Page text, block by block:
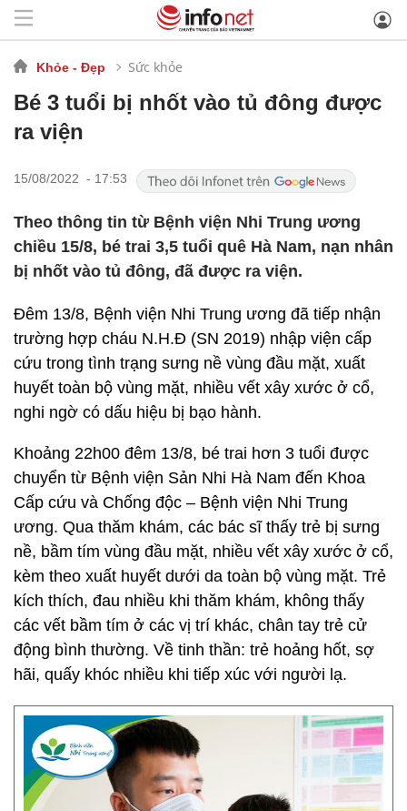
Khỏe - Đẹp Sức khỏe
Bé 3 tuổi bị nhốt vào tủ đông được
ra viện
15/08/2022 - 17:53
Theo thông tin từ Bệnh viện Nhi Trung ương
chiều 15/8, bé trai 3,5 tuổi quê Hà Nam, nạn nhân
bị nhốt vào tủ đông, đã được ra viện.
Đêm 13/8, Bệnh viện Nhi Trung ương đã tiếp nhận
trường hợp cháu N.H.Đ (SN 2019) nhập viện cấp
cứu trong tình trạng sưng nề vùng đầu mặt, xuất
huyết toàn bộ vùng mặt, nhiều vết xây xước ở cổ,
nghi ngờ có dấu hiệu bị bạo hành.
Khoảng 22h00 đêm 13/8, bé trai hơn 3 tuổi được
chuyển từ Bệnh viện Sản Nhi Hà Nam đến Khoa
Cấp cứu và Chống độc – Bệnh viện Nhi Trung
ương. Qua thăm khám, các bác sĩ thấy trẻ bị sưng
nề, bầm tím vùng đầu mặt, nhiều vết xây xước ở cổ,
kèm theo xuất huyết dưới da toàn bộ vùng mặt. Trẻ
kích thích, đau nhiều khi thăm khám, không thấy
các vết bầm tím ở các vị trí khác, chân tay trẻ cử
động bình thường. Về tinh thần: trẻ hoảng hốt, sợ
hãi, quấy khóc nhiều khi tiếp xúc với người lạ.